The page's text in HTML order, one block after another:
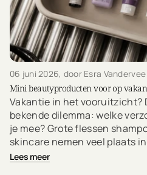
06 juni 2026, door Esra Vandervee
Mini beautyproducten voor op
Vakantie in het vooruitzicht?
bekende dilemma: welke
je mee? Grote flessen
skincare nemen veel plaats
Lees meer